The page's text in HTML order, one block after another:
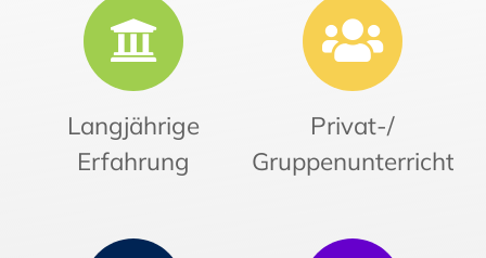
Langjährige
Erfahrung
Privat-/
Gruppenunterricht